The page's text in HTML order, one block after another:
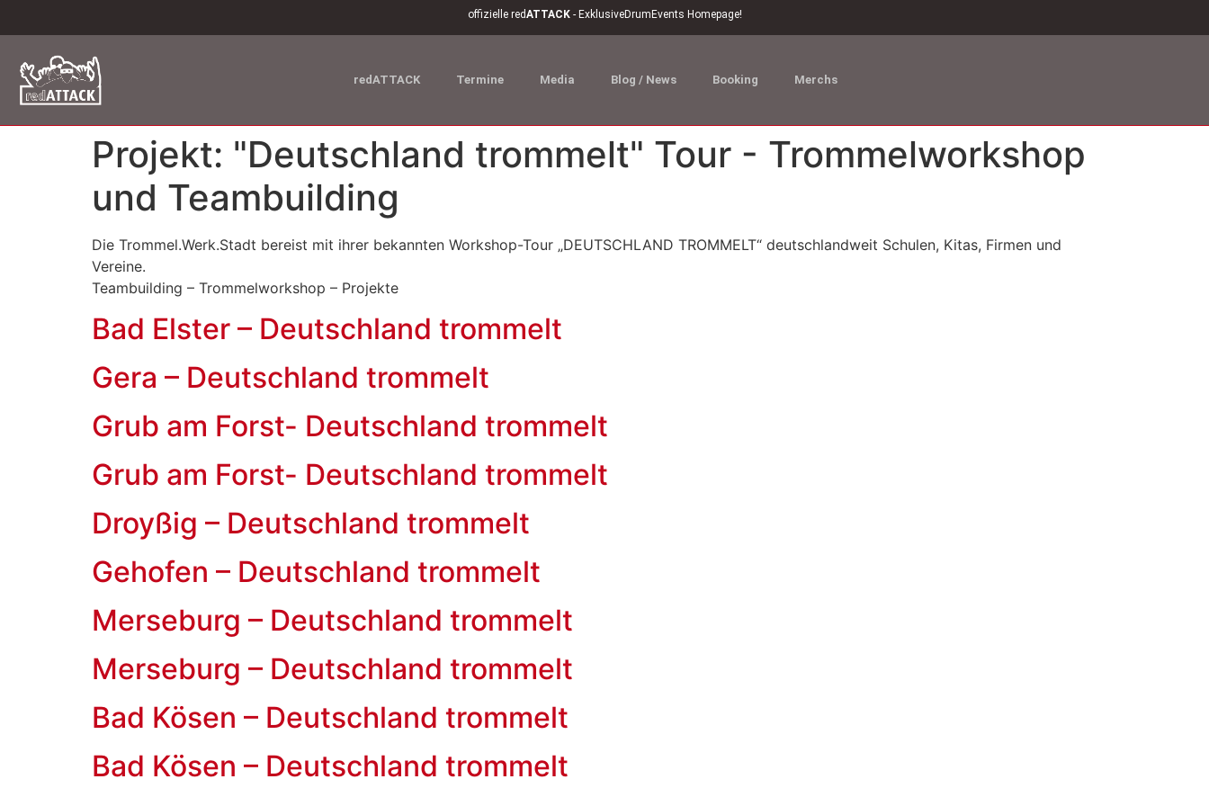
offizielle redATTACK- ExklusiveDrumEvents Homepage!
redATTACK Termine Media Blog / News Booking Merchs
Projekt: "Deutschland trommelt" Tour - Trommelworkshop
und Teambuilding
Die Trommel.Werk.Stadt bereist mit ihrer bekannten Workshop-Tour „DEUTSCHLAND TROMMELT“ deutschlandweit Schulen, Kitas, Firmen und
Vereine.
Teambuilding – Trommelworkshop – Projekte
Bad Elster – Deutschland trommelt
Gera – Deutschland trommelt
Grub am Forst- Deutschland trommelt
Grub am Forst- Deutschland trommelt
Droyßig – Deutschland trommelt
Gehofen – Deutschland trommelt
Merseburg – Deutschland trommelt
Merseburg – Deutschland trommelt
Bad Kösen – Deutschland trommelt
Bad Kösen – Deutschland trommelt